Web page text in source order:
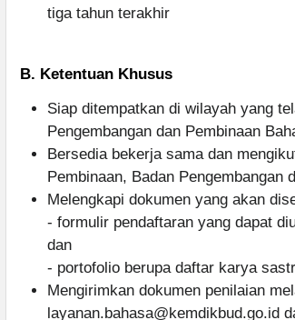
tiga tahun terakhir
B. Ketentuan Khusus
Siap ditempatkan di wilayah yang
Pengembangan dan Pembinaan
Bersedia bekerja sama dan
Pembinaan, Badan Pengembangan
Melengkapi dokumen yang akan
- formulir pendaftaran yang dapat
dan
- portofolio berupa daftar karya
Mengirimkan dokumen penilaian
layanan.bahasa@kemdikbud.go.id